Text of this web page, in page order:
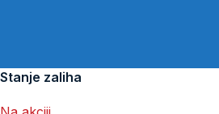
Stanje zaliha